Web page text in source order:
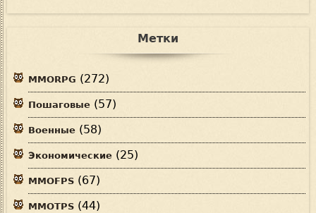
Метки
MMORPG (272)
Пошаговые (57)
Военные (58)
Экономические (25)
MMOFPS (67)
MMOTPS (44)